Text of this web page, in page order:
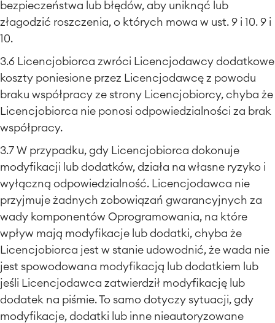
bezpieczeństwa lub błędów, aby uniknąć lub
złagodzić roszczenia, o których mowa w ust. 9 i 10. 9 i
10.
3.6 Licencjobiorca zwróci Licencjodawcy dodatkowe
koszty poniesione przez Licencjodawcę z powodu
braku współpracy ze strony Licencjobiorcy, chyba że
Licencjobiorca nie ponosi odpowiedzialności za brak
współpracy.
3.7 W przypadku, gdy Licencjobiorca dokonuje
modyfikacji lub dodatków, działa na własne ryzyko i
wyłączną odpowiedzialność. Licencjodawca nie
przyjmuje żadnych zobowiązań gwarancyjnych za
wady komponentów Oprogramowania, na które
wpływ mają modyfikacje lub dodatki, chyba że
Licencjobiorca jest w stanie udowodnić, że wada nie
jest spowodowana modyfikacją lub dodatkiem lub
jeśli Licencjodawca zatwierdził modyfikację lub
dodatek na piśmie. To samo dotyczy sytuacji, gdy
modyfikacje, dodatki lub inne nieautoryzowane